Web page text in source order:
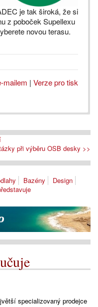
je tak široká, že si
z poboček Supellexu
novou terasu.
mailem | Verze pro tisk
při výběru OSB desky >>
Bazény
Design
specializovaný prodejce